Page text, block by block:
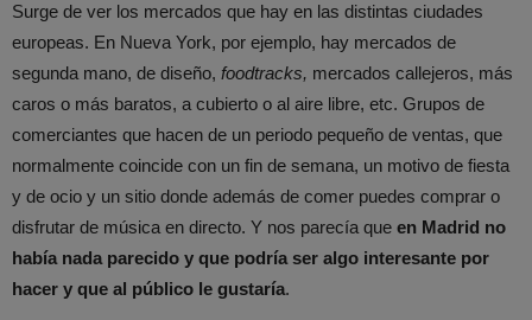
Surge de ver los mercados que hay en las distintas ciudades
europeas. En Nueva York, por ejemplo, hay mercados de
segunda mano, de diseño, foodtracks, mercados callejeros, más
caros o más baratos, a cubierto o al aire libre, etc. Grupos de
comerciantes que hacen de un periodo pequeño de ventas, que
normalmente coincide con un fin de semana, un motivo de fiesta
y de ocio y un sitio donde además de comer puedes comprar o
disfrutar de música en directo. Y nos parecía que en Madrid no
había nada parecido y que podría ser algo interesante por
hacer y que al público le gustaría.